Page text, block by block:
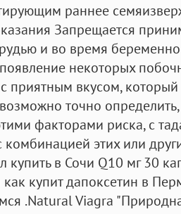
раннее
Запрещается
и во время
некоторых
приятным вкусом,
точно
факторами риска, с
этих или
в Сочи Q10 мг 30
купит дапоксетин в
.Natural Viagra